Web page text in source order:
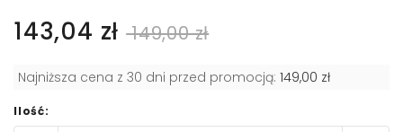
143,04 zł 149,00 zł
Najniższa cena z 30 dni przed promocją: 149,00 zł
Ilość: